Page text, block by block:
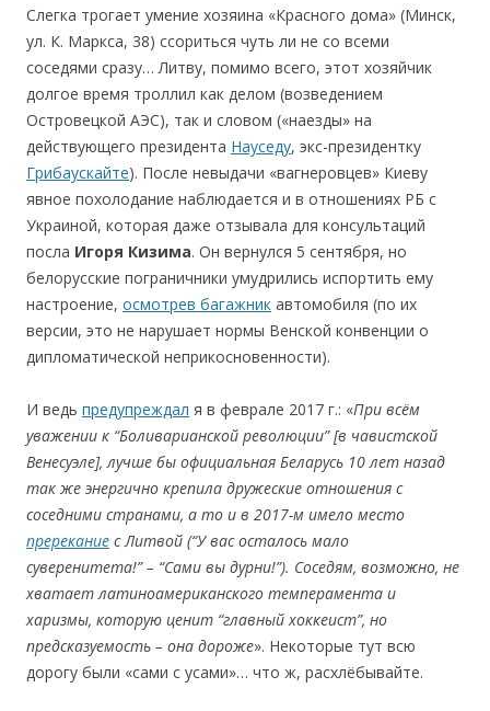
Слегка трогает умение хозяина «Красного дома» (Минск,
ул. К. Маркса, 38) ссориться чуть ли не со всеми
соседями cразу… Литву, помимо всего, этот хозяйчик
долгое время троллил как делом (возведением
Островецкой АЭС), так и словом («наезды» на
действующего президента Науседу, экс-президентку
Грибаускайте). После невыдачи «вагнеровцев» Киеву
явное похолодание наблюдается и в отношениях РБ с
Украиной, которая даже отзывала для консультаций
посла Игоря Кизима. Он вернулся 5 сентября, но
белорусские пограничники умудрились испортить ему
настроение, осмотрев багажник автомобиля (по их
версии, это не нарушает нормы Венской конвенции о
дипломатической неприкосновенности).
И ведь предупреждал я в феврале 2017 г.: «При всём
уважении к “Боливарианской революции”[в чавистской
Венесуэле], лучше бы официальная Беларусь 10 лет назад
так же энергично крепила дружеские отношения с
соседними странами, а то и в 2017-м имело место
пререкание сЛитвой (“У васосталось мало
суверенитета!”– “Сами вы дурни!”). Соседям, возможно, не
хватает латиноамериканского темперамента и
харизмы, которую ценит “главный хоккеист”, но
предсказуемость – она дороже». Некоторые тут всю
дорогу были «сами с усами»… что ж, расхлёбывайте.